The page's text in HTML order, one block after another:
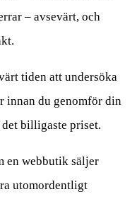
– avsevärt, och
tiden att undersöka
innan du genomför din
billigaste priset.
en webbutik säljer
utomordentligt